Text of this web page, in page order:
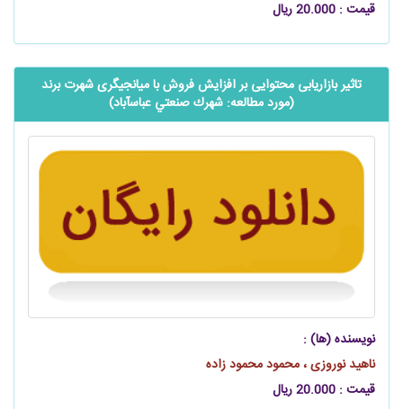
قیمت : 20.000 ریال
تاثیر بازاریابی محتوایی بر افزایش فروش با میانجیگری شهرت برند
(مورد مطالعه: شهرك صنعتي عباس‫آباد)‬
نویسنده (ها) :
ناهید نوروزی ، محمود محمود زاده
قیمت : 20.000 ریال